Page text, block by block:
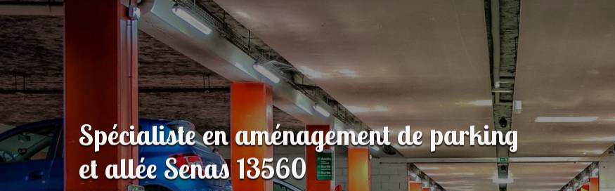
Spécialiste en aménagement de parking
et allée Senas 13560